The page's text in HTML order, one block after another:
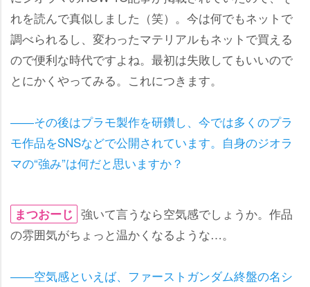
れを読んで真似しました（笑）。今は何でもネットで
調べられるし、変わったマテリアルもネットで買える
ので便利な時代ですよね。最初は失敗してもいいので
とにかくやってみる。これにつきます。
――その後はプラモ製作を研鑽し、今では多くのプラ
モ作品をSNSなどで公開されています。自身のジオラ
マの“強み”は何だと思いますか？
まつおーじ 強いて言うなら空気感でしょうか。作品
の雰囲気がちょっと温かくなるような…。
――空気感といえば、ファーストガンダム終盤の名シ